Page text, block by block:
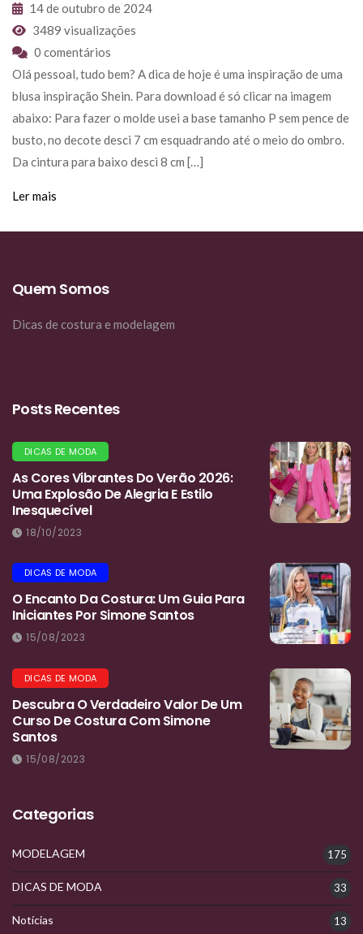
14 de outubro de 2024
3489 visualizações
0 comentários
Olá pessoal, tudo bem? A dica de hoje é uma inspiração de uma
blusa inspiração Shein. Para download é só clicar na imagem
abaixo: Para fazer o molde usei a base tamanho P sem pence de
busto, no decote desci 7 cm esquadrando até o meio do ombro.
Da cintura para baixo desci 8 cm […]
Ler mais
Quem Somos
Dicas de costura e modelagem
Posts Recentes
DICAS DE MODA
As Cores Vibrantes Do Verão 2026:
Uma Explosão De Alegria E Estilo
Inesquecível
18/10/2023
DICAS DE MODA
O Encanto Da Costura: Um Guia Para
Iniciantes Por Simone Santos
15/08/2023
DICAS DE MODA
Descubra O Verdadeiro Valor De Um
Curso De Costura Com Simone
Santos
15/08/2023
Categorias
MODELAGEM 175
DICAS DE MODA 33
Notícias 13